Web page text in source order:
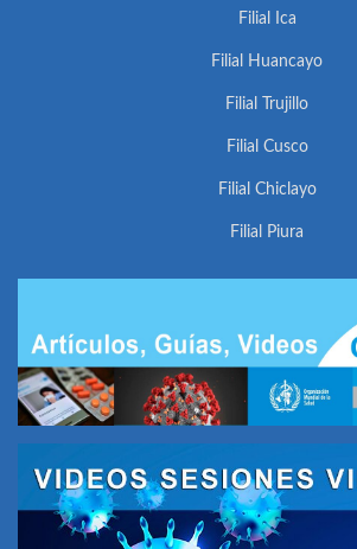
Filial Ica
Filial Huancayo
Filial Trujillo
Filial Cusco
Filial Chiclayo
Filial Piura